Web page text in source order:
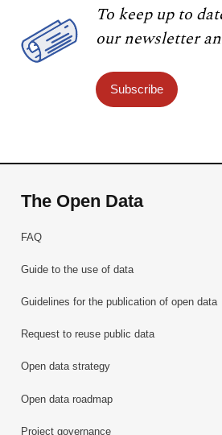
To keep up to
our newsletter
Subscribe
The Open Data
FAQ
Guide to the use of data
Guidelines for the publication of open data
Request to reuse public data
Open data strategy
Open data roadmap
Project governance